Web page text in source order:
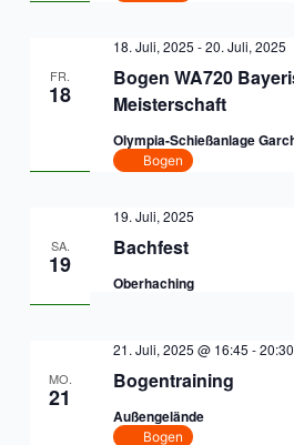
FR.
18
Bogen WA720
Meisterschaft
18. Juli, 2025 -20. Juli, 2025
Olympia-Schießanlage
Bogen
SA.
19
Bachfest
19. Juli, 2025
Oberhaching
MO.
21
Bogentraining
21. Juli, 2025 @ 16:45 -20:30
Außengelände
Bogen